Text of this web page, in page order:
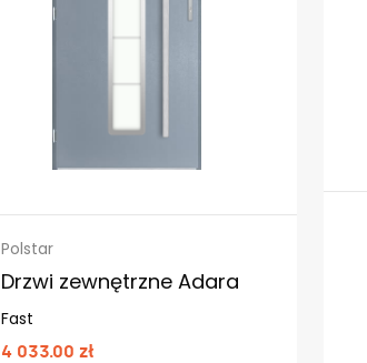
Polstar
Drzwi zewnętrzne Adara
Fast
4 033.00 zł